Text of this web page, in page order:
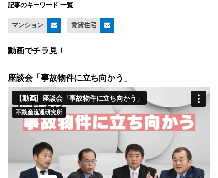
記事のキーワード 一覧
マンション 賃貸住宅
動画でチラ見！
座談会「事故物件に立ち向かう」